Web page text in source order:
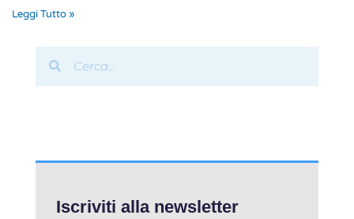
Leggi Tutto »
Iscriviti alla newsletter